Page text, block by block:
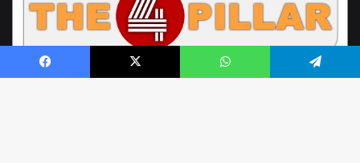
Facebook X WhatsApp Telegram